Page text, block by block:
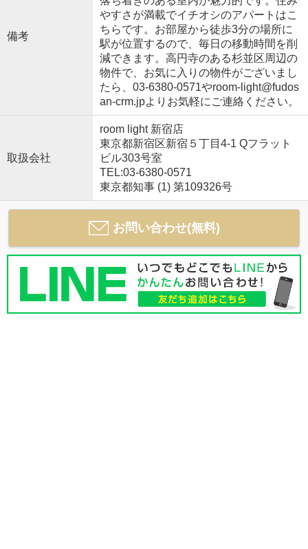
備考
やすさが満載でイチオシのアパートはこ
ちらです。お部屋から徒歩3分の場所に
駅が位置するので、毎日の移動時間を削
減できます。高円寺のある杉並区周辺の
物件で、お気に入りの物件がございまし
たら、03-6380-0571やroom-light@fudos
an-crm.jpよりお気軽にご連絡ください。
取扱会社
room light 新宿店
東京都新宿区新宿５丁目4-1 Qフラット
ビル303号室
TEL:03-6380-0571
東京都知事 (1) 第109326号
お問い合わせ(無料)